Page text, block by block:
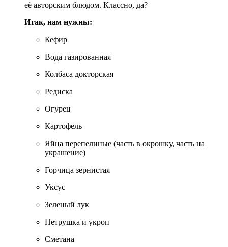
её авторским блюдом. Классно, да?
Итак, нам нужны:
Кефир
Вода газированная
Колбаса докторская
Редиска
Огурец
Картофель
Яйца перепелиные (часть в окрошку, часть на
украшение)
Горчица зернистая
Уксус
Зеленый лук
Петрушка и укроп
Сметана